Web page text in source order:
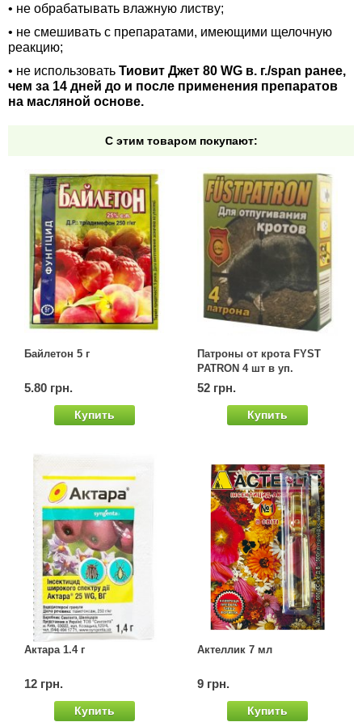
• не обрабатывать влажную листву;
• не смешивать с препаратами, имеющими щелочную
реакцию;
• не использовать Тиовит Джет 80 WG в. г./span ранее,
чем за 14 дней до и после применения препаратов
на масляной основе.
С этим товаром покупают:
Байлетон 5 г
5.80 грн.
Купить
Патроны от крота FYST
PATRON 4 шт в уп.
52 грн.
Купить
Актара 1.4 г
12 грн.
Купить
Актеллик 7 мл
9 грн.
Купить